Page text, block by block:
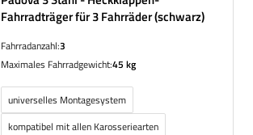
Fahrradträger für 3 Fahrräder (schwarz)
Fahrradanzahl:3
Maximales Fahrradgewicht:45 kg
universelles Montagesystem
kompatibel mit allen Karosseriearten